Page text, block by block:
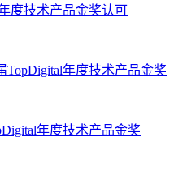
度技术产品金奖认可
TopDigital年度技术产品金奖
年度技术产品金奖